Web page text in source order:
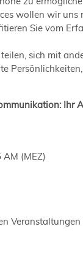
wollen wir
Sie vom
sich mit
Ihr
AM (MEZ)